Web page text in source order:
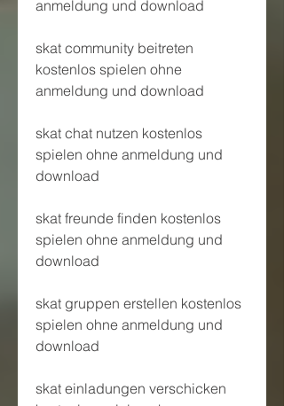
anmeldung und download
skat community beitreten
kostenlos spielen ohne
anmeldung und download
skat chat nutzen kostenlos
spielen ohne anmeldung und
download
skat freunde finden kostenlos
spielen ohne anmeldung und
download
skat gruppen erstellen kostenlos
spielen ohne anmeldung und
download
skat einladungen verschicken